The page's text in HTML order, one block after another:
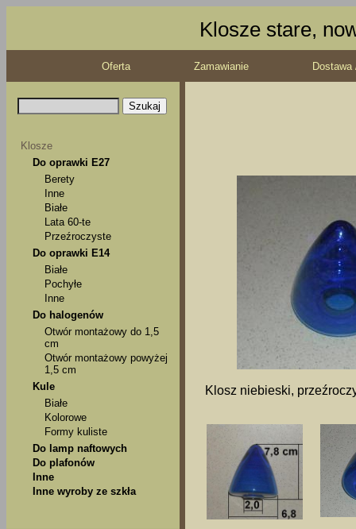
Klosze stare,
Oferta Zamawianie
Klosze
Do oprawki E27
Berety
Inne
Białe
Lata 60-te
Przeźroczyste
Do oprawki E14
Białe
Pochyłe
Inne
Do halogenów
Otwór montażowy do 1,5
cm
Otwór montażowy powyżej
1,5 cm
Kule
Białe
Kolorowe
Formy kuliste
Do lamp naftowych
Do plafonów
Inne
Inne wyroby ze szkła
Klosz niebieski,